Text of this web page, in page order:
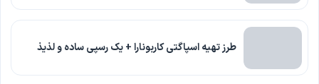
طرز تهیه اسپاگتی کاربونارا + یک رسپی ساده و لذیذ